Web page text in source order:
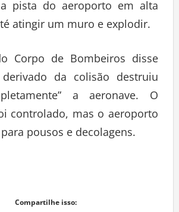
pista do aeroporto em alta
atingir um muro e explodir.
Corpo de Bombeiros disse
da colisão destruiu
a aeronave. O
controlado, mas o aeroporto
pousos e decolagens.
Compartilhe isso: